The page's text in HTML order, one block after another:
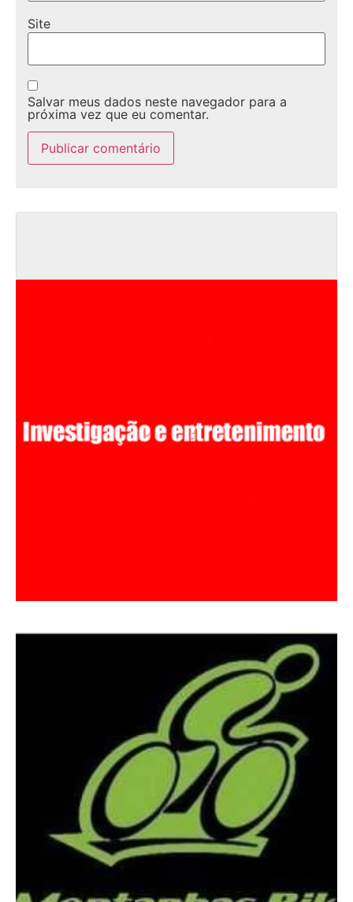
Site
Salvar meus dados neste navegador para a
próxima vez que eu comentar.